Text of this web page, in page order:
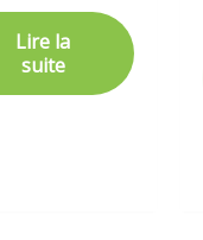
Lire la
suite